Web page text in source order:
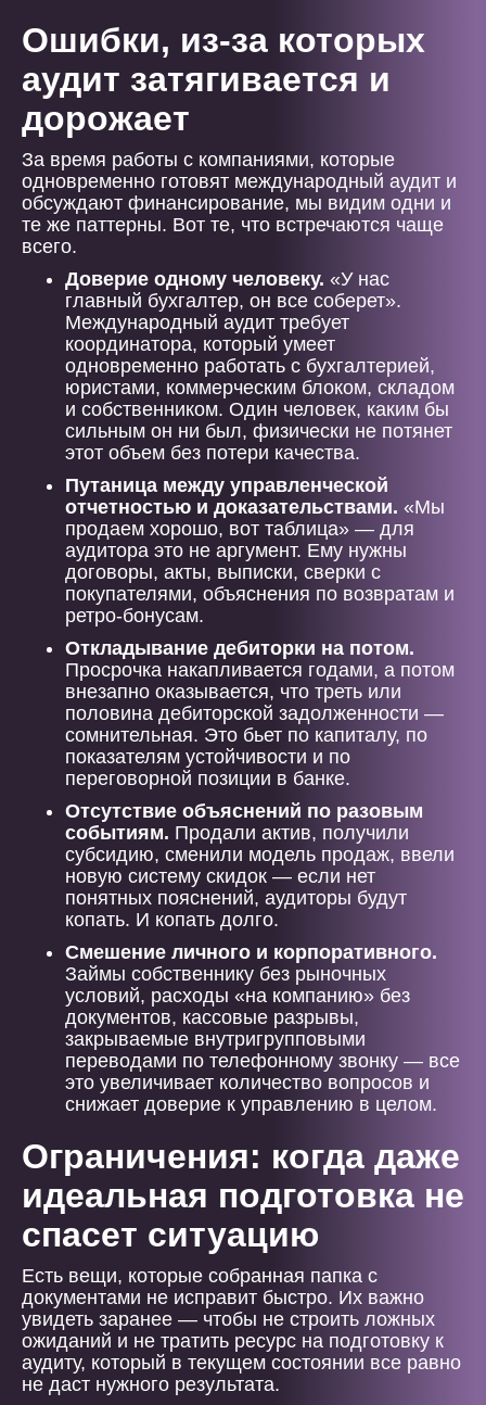
Ошибки, из-за которых
аудит затягивается и
дорожает
За время работы с компаниями, которые
одновременно готовят международный аудит и
обсуждают финансирование, мы видим одни и
те же паттерны. Вот те, что встречаются чаще
всего.
Доверие одному человеку. «У нас
главный бухгалтер, он все соберет».
Международный аудит требует
координатора, который умеет
одновременно работать с бухгалтерией,
юристами, коммерческим блоком, складом
и собственником. Один человек, каким бы
сильным он ни был, физически не потянет
этот объем без потери качества.
Путаница между управленческой
отчетностью и доказательствами. «Мы
продаем хорошо, вот таблица» — для
аудитора это не аргумент. Ему нужны
договоры, акты, выписки, сверки с
покупателями, объяснения по возвратам и
ретро-бонусам.
Откладывание дебиторки на потом.
Просрочка накапливается годами, а потом
внезапно оказывается, что треть или
половина дебиторской задолженности —
сомнительная. Это бьет по капиталу, по
показателям устойчивости и по
переговорной позиции в банке.
Отсутствие объяснений по разовым
событиям. Продали актив, получили
субсидию, сменили модель продаж, ввели
новую систему скидок — если нет
понятных пояснений, аудиторы будут
копать. И копать долго.
Смешение личного и корпоративного.
Займы собственнику без рыночных
условий, расходы «на компанию» без
документов, кассовые разрывы,
закрываемые внутригрупповыми
переводами по телефонному звонку — все
это увеличивает количество вопросов и
снижает доверие к управлению в целом.
Ограничения: когда даже
идеальная подготовка не
спасет ситуацию
Есть вещи, которые собранная папка с
документами не исправит быстро. Их важно
увидеть заранее — чтобы не строить ложных
ожиданий и не тратить ресурс на подготовку к
аудиту, который в текущем состоянии все равно
не даст нужного результата.